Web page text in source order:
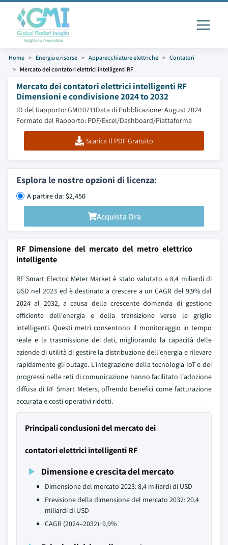
Home Energia e risorse Apparecchiature elettriche
Contatori
Mercato dei contatori elettrici intelligenti RF
Mercato dei contatori elettrici intelligenti RF
Dimensioni e condivisione 2024 to 2032
ID del Rapporto: GMI10711Data di Pubblicazione: August 2024
Formato del Rapporto: PDF/Excel/Dashboard/Piattaforma
Scarica Il PDF Gratuito
Esplora le nostre opzioni di licenza:
A partire da: $2,450
Acquista Ora
RF Dimensione del mercato del metro elettrico
intelligente
RF Smart Electric Meter Market è stato valutato a 8,4 miliardi di
USD nel 2023 ed è destinato a crescere a un CAGR del 9,9% dal
2024 al 2032, a causa della crescente domanda di gestione
efficiente dell'energia e della transizione verso le griglie
intelligenti. Questi metri consentono il monitoraggio in tempo
reale e la trasmissione dei dati, migliorando la capacità delle
aziende di utilità di gestire la distribuzione dell'energia e rilevare
rapidamente gli outage. L'integrazione della tecnologia IoT e dei
progressi nelle reti di comunicazione hanno facilitato l'adozione
diffusa di RF Smart Meters, offrendo benefici come fatturazione
accurata e costi operativi ridotti.
Principali conclusioni del mercato dei
contatori elettrici intelligenti RF
Dimensione e crescita del mercato
Dimensione del mercato 2023: 8,4 miliardi di USD
Previsione della dimensione del mercato 2032: 20,4
miliardi di USD
CAGR (2024–2032): 9,9%